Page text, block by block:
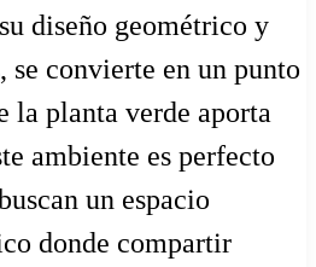
diseño geométrico y
convierte en un punto
la planta verde aporta
ambiente es perfecto
un espacio
donde compartir